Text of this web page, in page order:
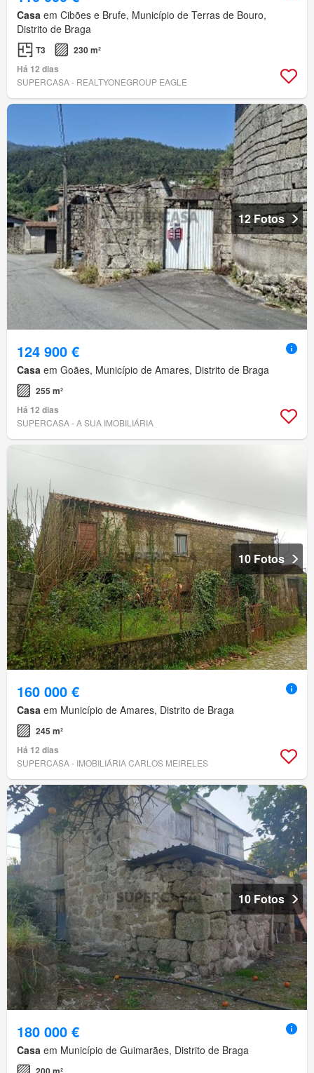
Casa em Cibões e Brufe, Município de Terras de Bouro,
Distrito de Braga
T3
230 m²
Há 12 dias
SUPERCASA - REALTYONEGROUP EAGLE
12 Fotos
124 900 €
Casa em Goães, Município de Amares, Distrito de Braga
255 m²
Há 12 dias
SUPERCASA - A SUA IMOBILIÁRIA
10 Fotos
160 000 €
Casa em Município de Amares, Distrito de Braga
245 m²
Há 12 dias
SUPERCASA - IMOBILIÁRIA CARLOS MEIRELES
10 Fotos
180 000 €
Casa em Município de Guimarães, Distrito de Braga